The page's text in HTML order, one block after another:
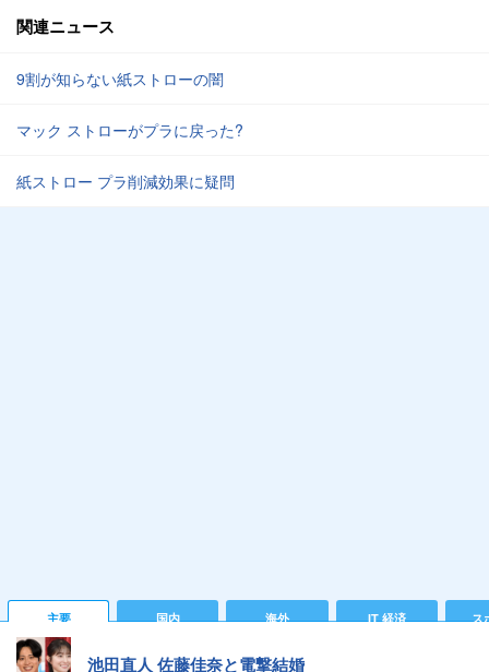
関連ニュース
9割が知らない紙ストローの闇
マック ストローがプラに戻った?
紙ストロー プラ削減効果に疑問
主要 国内 海外 IT 経済 ス
池田直人 佐藤佳奈と電撃結婚